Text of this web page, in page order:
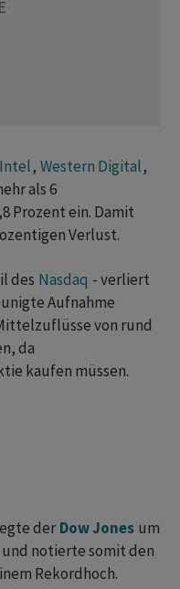
Intel, Western Digital,
als 6
Prozent ein. Damit
Verlust.
des Nasdaq - verliert
Aufnahme
von rund
da
kaufen müssen.
der Dow Jones um
und notierte somit den
Rekordhoch.